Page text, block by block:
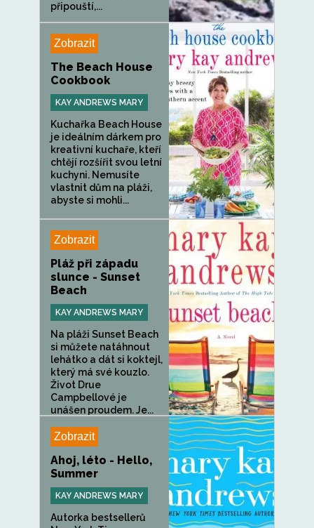
připouští,...
Zobrazit
The Beach House
Cookbook
KAY ANDREWS MARY
Kuchařka Beach House
je ideálním dárkem pro
kreativní kuchaře, kteří
chtějí rozšířit svou letní
kuchyni. Nemusíte
vlastnit dům na pláži,
abyste si mohli...
Zobrazit
Pláž při západu
slunce - Sunset
Beach
KAY ANDREWS MARY
Na pláži Sunset Beach
si můžete natáhnout
lehátko a dát si koktejl,
který má své kouzlo.
Život Drue
Campbellové je
unášen proudem. Je...
Zobrazit
Ahoj, léto - Hello,
Summer
KAY ANDREWS MARY
Autorka bestsellerů